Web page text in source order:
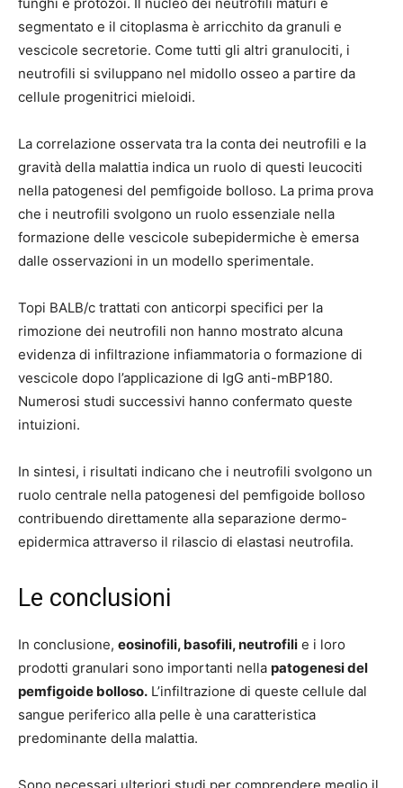
segmentato e il citoplasma è arricchito da granuli e
vescicole secretorie. Come tutti gli altri granulociti, i
neutrofili si sviluppano nel midollo osseo a partire da
cellule progenitrici mieloidi.
La correlazione osservata tra la conta dei neutrofili e la
gravità della malattia indica un ruolo di questi leucociti
nella patogenesi del pemfigoide bolloso. La prima prova
che i neutrofili svolgono un ruolo essenziale nella
formazione delle vescicole subepidermiche è emersa
dalle osservazioni in un modello sperimentale.
Topi BALB/c trattati con anticorpi specifici per la
rimozione dei neutrofili non hanno mostrato alcuna
evidenza di infiltrazione infiammatoria o formazione di
vescicole dopo l’applicazione di IgG anti-mBP180.
Numerosi studi successivi hanno confermato queste
intuizioni.
In sintesi, i risultati indicano che i neutrofili svolgono un
ruolo centrale nella patogenesi del pemfigoide bolloso
contribuendo direttamente alla separazione dermo-
epidermica attraverso il rilascio di elastasi neutrofila.
Le conclusioni
In conclusione, eosinofili, basofili, neutrofili e i loro
prodotti granulari sono importanti nella patogenesi del
pemfigoide bolloso. L’infiltrazione di queste cellule dal
sangue periferico alla pelle è una caratteristica
predominante della malattia.